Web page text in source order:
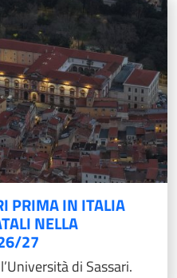
PRIMA IN ITALIA
NELLA
27
di Sassari.